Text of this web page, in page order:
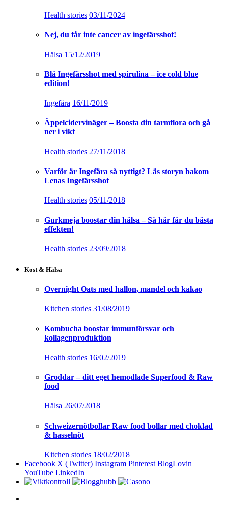
Health stories 03/11/2024
Nej, du får inte cancer av ingefärsshot!
Hälsa 15/12/2019
Blå Ingefärsshot med spirulina – ice cold blue
edition!
Ingefära 16/11/2019
Äppelcidervinäger – Boosta din tarmflora och gå
ner i vikt
Health stories 27/11/2018
Varför är Ingefära så nyttigt? Läs storyn bakom
Lenas Ingefärsshot
Health stories 05/11/2018
Gurkmeja boostar din hälsa – Så här får du bästa
effekten!
Health stories 23/09/2018
Kost & Hälsa
Overnight Oats med hallon, mandel och kakao
Kitchen stories 31/08/2019
Kombucha boostar immunförsvar och
kollagenproduktion
Health stories 16/02/2019
Groddar – ditt eget hemodlade Superfood & Raw
food
Hälsa 26/07/2018
Schweizernötbollar Raw food bollar med choklad
& hasselnöt
Kitchen stories 18/02/2018
Facebook X (Twitter) Instagram Pinterest BlogLovin
YouTube LinkedIn